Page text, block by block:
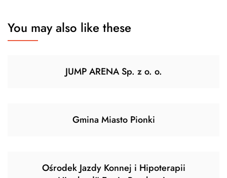
You may also like these
JUMP ARENA Sp. z o. o.
Gmina Miasto Pionki
Ośrodek Jazdy Konnej i Hipoterapii